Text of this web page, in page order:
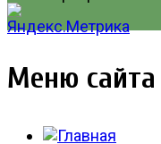
Меню сайта